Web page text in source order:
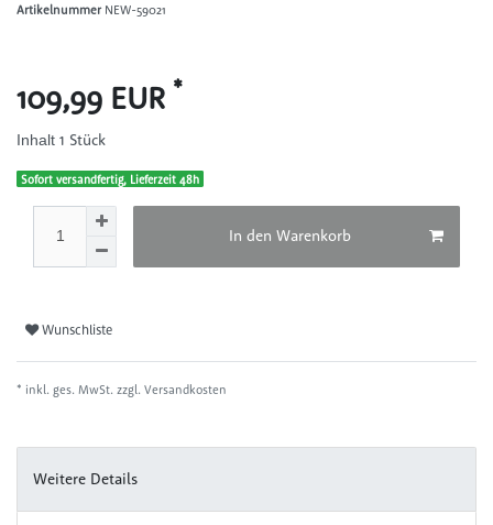
Artikelnummer NEW-59021
109,99 EUR *
Inhalt 1 Stück
Sofort versandfertig, Lieferzeit 48h
In den Warenkorb
Wunschliste
* inkl. ges. MwSt. zzgl. Versandkosten
Weitere Details